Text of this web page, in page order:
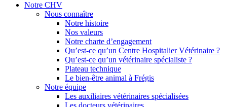
Notre CHV
Nous connaître
Notre histoire
Nos valeurs
Notre charte d’engagement
Qu’est-ce qu’un Centre Hospitalier Vétérinaire ?
Qu’est-ce qu’un vétérinaire spécialiste ?
Plateau technique
Le bien-être animal à Frégis
Notre équipe
Les auxiliaires vétérinaires spécialisées
Les docteurs vétérinaires